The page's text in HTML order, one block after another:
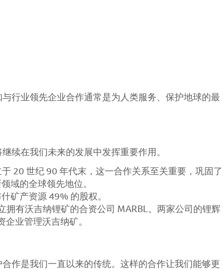
行业领先企业合作通常是为人类服务、保护地球的最
续在我们未来的发展中发挥重要作用。
于 20 世纪 90 年代末，这一合作关系至关重要，巩固了
域的全球领先地位。
矿产资源 49% 的股权。
拥有沃吉纳锂矿的合资公司 MARBL。两家公司的锂辉
业管理沃吉纳矿。
作是我们一直以来的传统。这样的合作让我们能够更